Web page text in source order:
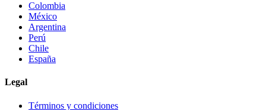
Colombia
México
Argentina
Perú
Chile
España
Legal
Términos y condiciones